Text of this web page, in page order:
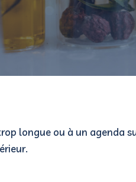
longue ou à un agenda